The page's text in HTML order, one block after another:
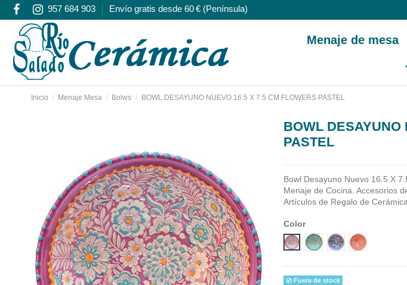
957 684 903 Envío gratis desde 60 € (Península)
Menaje de mesa
Inicio Menaje Mesa Bolws BOWL DESAYUNO NUEVO 16.5 X 7.5 CM FLOWERS PASTEL
BOWL DESAYUNO
PASTEL
Bowl Desayuno Nuevo 16.5 X
Menaje de Cocina. Accesorios
Artículos de Regalo de
Color
Diseño 1Diseño 2Diseño 3Diseño 4
Fuera de stock